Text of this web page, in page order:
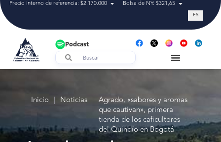
Precio interno de referencia: $2.170.000 Bolsa de NY: $321,65 Tasa de
ES
Podcast
Inicio | Noticias | Agrado, «sabores y aromas
que cautivan», primera
tienda de los caficultores
del Quindío en Bogotá